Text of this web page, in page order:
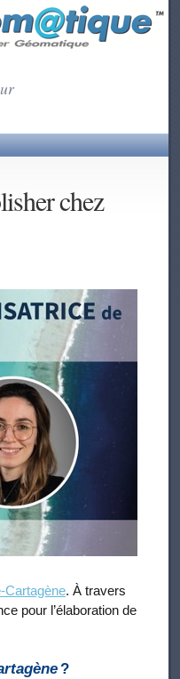
chez
Cartagène. À travers
pour l’élaboration de
?